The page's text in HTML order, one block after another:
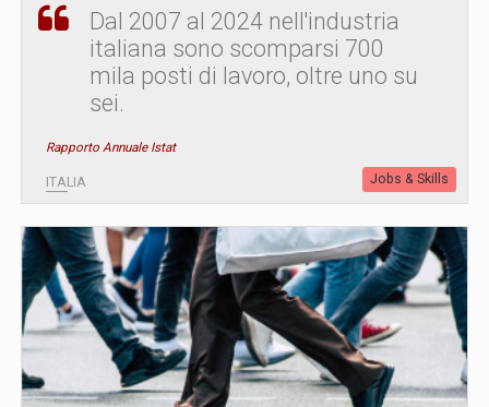
Dal 2007 al 2024 nell'industria
italiana sono scomparsi 700
mila posti di lavoro, oltre uno su
sei.
Rapporto Annuale Istat
ITALIA Jobs & Skills